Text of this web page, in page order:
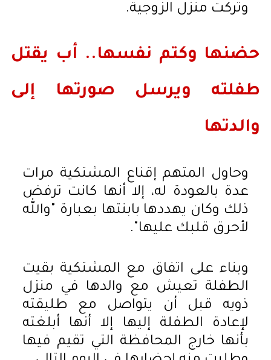
وتركت منزل الزوجية.
حضنها وكتم نفسها.. أب يقتل
طفلته ويرسل صورتها إلى
والدتها
وحاول المتهم إقناع المشتكية مرات
عدة بالعودة له، إلا أنها كانت ترفض
ذلك وكان يهددها بابنتها بعبارة "والله
لأحرق قلبك عليها".
وبناء على اتفاق مع المشتكية بقيت
الطفلة تعيش مع والدها في منزل
ذويه قبل أن يتواصل مع طليقته
لإعادة الطفلة إليها إلا أنها أبلغته
بأنها خارج المحافظة التي تقيم فيها